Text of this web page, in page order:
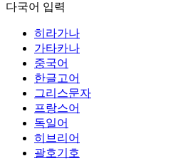
다국어 입력
히라가나
가타카나
중국어
한글고어
그리스문자
프랑스어
독일어
히브리어
괄호기호